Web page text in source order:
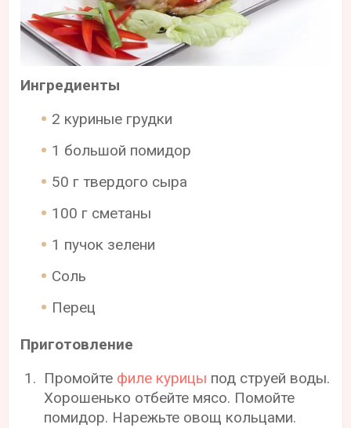
Ингредиенты
2 куриные грудки
1 большой помидор
50 г твердого сыра
100 г сметаны
1 пучок зелени
Соль
Перец
Приготовление
Промойте филе курицы под струей воды.
Хорошенько отбейте мясо. Помойте
помидор. Нарежьте овощ кольцами.